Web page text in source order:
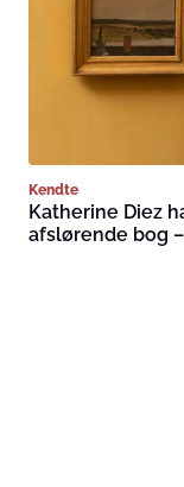
Kendte
Katherine Diez
afslørende bog